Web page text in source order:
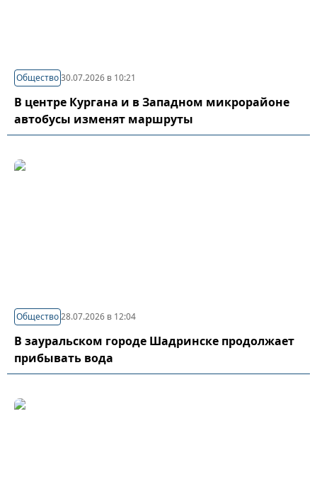
Общество30.07.2026 в 10:21
В центре Кургана и в Западном микрорайоне
автобусы изменят маршруты
Общество28.07.2026 в 12:04
В зауральском городе Шадринске продолжает
прибывать вода